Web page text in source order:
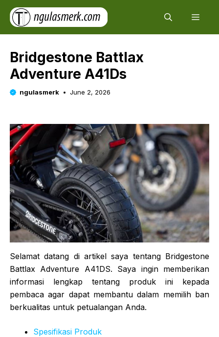
Skip
content
Bridgestone Battlax
Adventure A41Ds
ngulasmerk June 2, 2026
Selamat datang di artikel saya tentang Bridgestone
Battlax Adventure A41DS. Saya ingin memberikan
informasi lengkap tentang produk ini kepada
pembaca agar dapat membantu dalam memilih ban
berkualitas untuk petualangan Anda.
Spesifikasi Produk